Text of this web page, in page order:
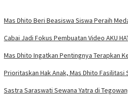
Mas Dhito Beri Beasiswa Siswa Peraih
Cabai Jadi Fokus Pembuatan Video AKU
Mas Dhito Ingatkan Pentingnya Terapkan
Prioritaskan Hak Anak, Mas Dhito Fasilitasi
Sastra Saraswati Sewana Yatra di